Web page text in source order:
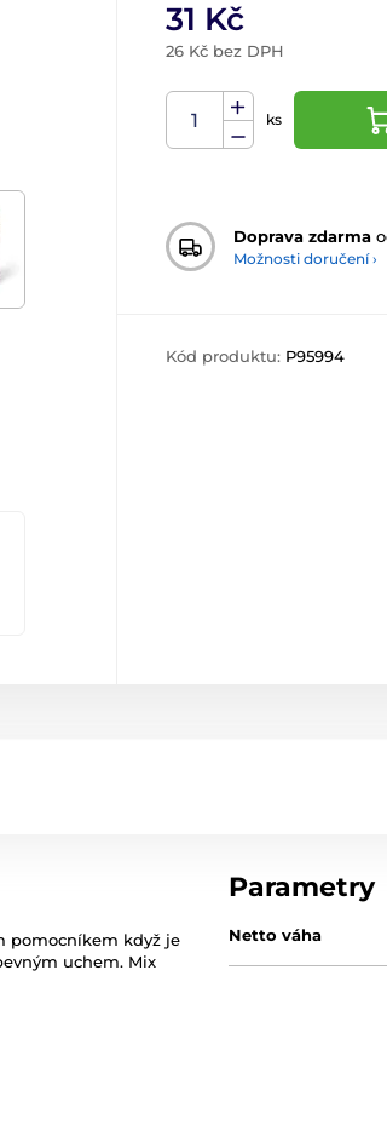
31 Kč
26 Kč bez DPH
ks
Doprava zdarma
Možnosti doručení ›
Kód produktu: P95994
pomocníkem když je
uchem. Mix
Parametry
Netto váha